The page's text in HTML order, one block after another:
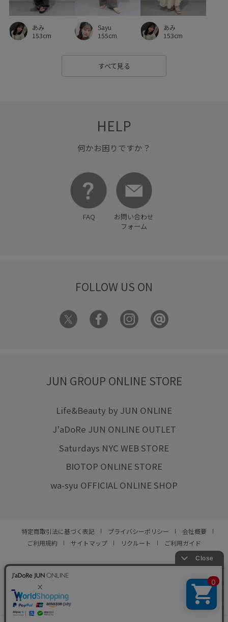
あみ
153cm
Sayu
155cm
あみ
153cm
すべて見る
HELP
何かお困りですか？
FAQ
お問い合わせ
フォーム
FOLLOW US ON
JUN GROUP ONLINE STORE
Life&Beauty by JUN ONLINE
J'aDoRe JUN ONLINE OUTLET
Saturdays NYC WEB STORE
BIOTOP ONLINE STORE
wa-syu OFFICIAL ONLINE SHOP
特定商取引法に基づく表記 プライバシーポリシー
会社概要
ご利用規約
サイトマップ リクルート ご利用ガイド
© JUN CO.,LTD. ALL RIGHTS RESERVED.